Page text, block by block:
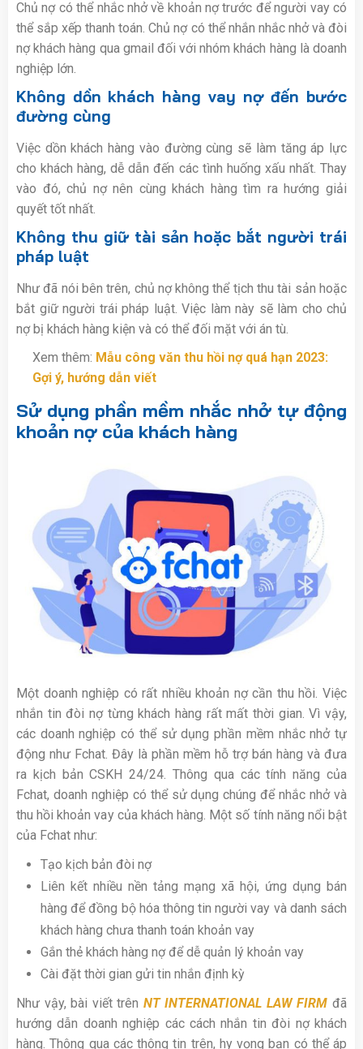
Chủ nợ có thể nhắc nhở về khoản nợ trước để người vay có
thể sắp xếp thanh toán. Chủ nợ có thể nhắn nhắc nhở và đòi
nợ khách hàng qua gmail đối với nhóm khách hàng là doanh
nghiệp lớn.
Không dồn khách hàng vay nợ đến bước
đường cùng
Việc dồn khách hàng vào đường cùng sẽ làm tăng áp lực
cho khách hàng, dễ dẫn đến các tình huống xấu nhất. Thay
vào đó, chủ nợ nên cùng khách hàng tìm ra hướng giải
quyết tốt nhất.
Không thu giữ tài sản hoặc bắt người trái
pháp luật
Như đã nói bên trên, chủ nợ không thể tịch thu tài sản hoặc
bắt giữ người trái pháp luật. Việc làm này sẽ làm cho chủ
nợ bị khách hàng kiện và có thể đối mặt với án tù.
Xem thêm: Mẫu công văn thu hồi nợ quá hạn 2023:
Gợi ý, hướng dẫn viết
Sử dụng phần mềm nhắc nhở tự động
khoản nợ của khách hàng
Một doanh nghiệp có rất nhiều khoản nợ cần thu hồi. Việc
nhắn tin đòi nợ từng khách hàng rất mất thời gian. Vì vậy,
các doanh nghiệp có thể sử dụng phần mềm nhắc nhở tự
động như Fchat. Đây là phần mềm hỗ trợ bán hàng và đưa
ra kịch bản CSKH 24/24. Thông qua các tính năng của
Fchat, doanh nghiệp có thể sử dụng chúng để nhắc nhở và
thu hồi khoản vay của khách hàng. Một số tính năng nổi bật
của Fchat như:
Tạo kịch bản đòi nợ
Liên kết nhiều nền tảng mạng xã hội, ứng dụng bán
hàng để đồng bộ hóa thông tin người vay và danh sách
khách hàng chưa thanh toán khoản vay
Gắn thẻ khách hàng nợ để dễ quản lý khoản vay
Cài đặt thời gian gửi tin nhắn định kỳ
Như vậy, bài viết trên NT INTERNATIONAL LAW FIRMđã
hướng dẫn doanh nghiệp các cách nhắn tin đòi nợ khách
hàng. Thông qua các thông tin trên, hy vọng bạn có thể áp